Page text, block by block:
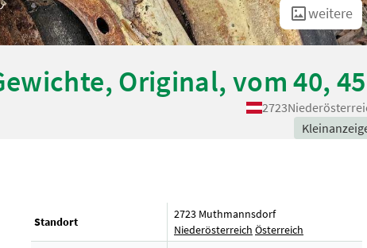
weitere
Original, vom 40, 45
2723
Standort
2723 Muthmannsdorf
Niederösterreich Österreich